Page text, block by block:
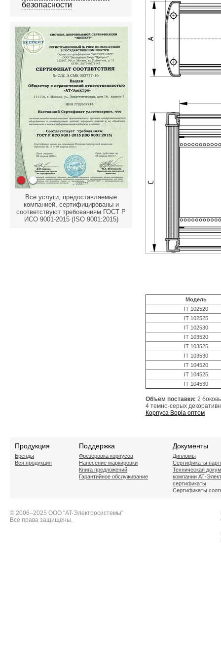
безопасности
Все услуги, предоставляемые
компанией, сертифицированы и
соответствуют требованиям ГОСТ Р
ИСО 9001-2015 (ISO 9001:2015)
Модель
IT 102520
IT 102525
IT 102530
IT 103520
IT 103525
IT 103530
IT 104520
IT 104525
IT 104530
Объём поставки: 2
4 темно-серых
Корпуса Bopla оптом
Продукция
Бренды
Вся продукция
Поддержка
Фрезеровка корпусов
Нанесение маркировки
Книга предложений
Гарантийное обслуживание
Документы
Дипломы
Сертификаты
Техническая
компании АТ-
сертификаты
Сертификаты
© 2006–2025 ООО "AT-Электросистемы"
Все права защищены.